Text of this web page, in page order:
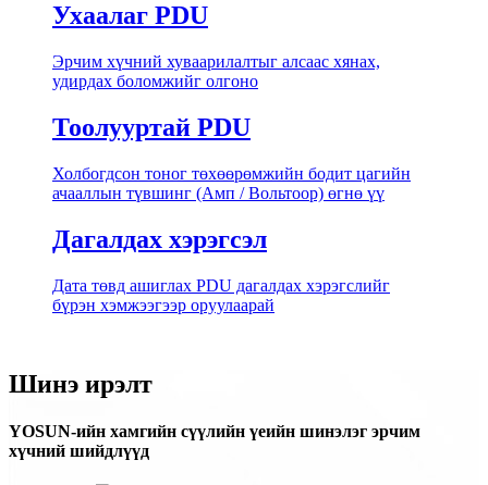
Ухаалаг PDU
Эрчим хүчний хуваарилалтыг алсаас хянах,
удирдах боломжийг олгоно
Тоолууртай PDU
Холбогдсон тоног төхөөрөмжийн бодит цагийн
ачааллын түвшинг (Амп / Вольтоор) өгнө үү
Дагалдах хэрэгсэл
Дата төвд ашиглах PDU дагалдах хэрэгслийг
бүрэн хэмжээгээр оруулаарай
Шинэ ирэлт
YOSUN-ийн хамгийн сүүлийн үеийн шинэлэг эрчим
хүчний шийдлүүд